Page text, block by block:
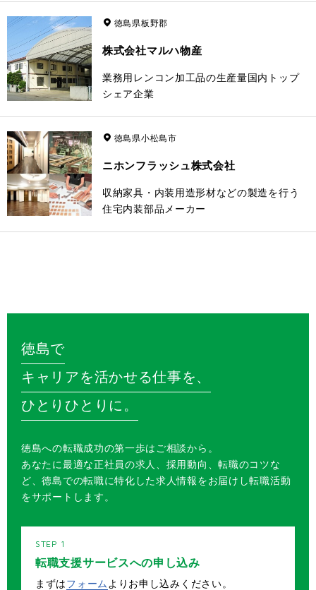
徳島県板野郡
株式会社マルハ物産
業務用レンコン加工品の生産量国内トップ
シェア企業
徳島県小松島市
ニホンフラッシュ株式会社
収納家具・内装用造形材などの製造を行う
住宅内装部品メーカー
徳島で
キャリアを活かせる仕事を、
ひとりひとりに。
徳島への転職成功の第一歩はご相談から。
あなたに最適な正社員の求人、採用動向、転職のコツな
ど、徳島での転職に特化した求人情報をお届けし転職活動
をサポートします。
転職支援サービスへの申し込み
まずはフォーム よりお申し込みください。